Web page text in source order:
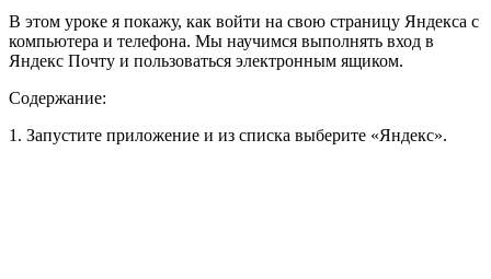
В этом уроке я покажу, как войти на свою страницу Яндекса с
компьютера и телефона. Мы научимся выполнять вход в
Яндекс Почту и пользоваться электронным ящиком.
Содержание:
1 . Запустите приложение и из списка выберите «Яндекс».